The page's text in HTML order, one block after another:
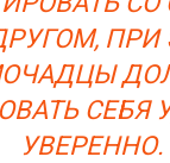
ПРИ
СЕБЯ
УВЕРЕННО.